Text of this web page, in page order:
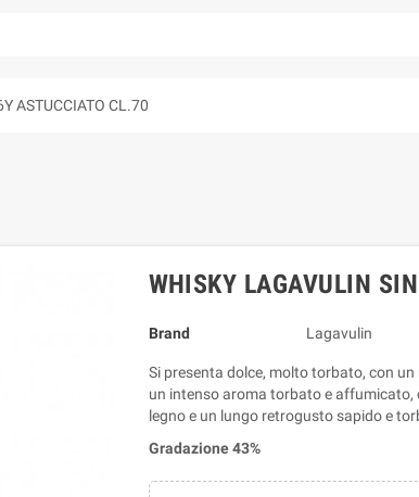
ASTUCCIATO CL.70
WHISKY LAGAVULIN
Brand Lagavulin
Si presenta dolce, molto torbato, con
un intenso aroma torbato e affumicato,
legno e un lungo retrogusto sapido e
Gradazione 43%